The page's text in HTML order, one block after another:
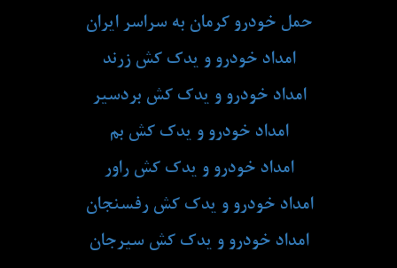
حمل خودرو کرمان به سراسر ایران
امداد خودرو و یدک کش زرند
امداد خودرو و یدک کش بردسیر
امداد خودرو و یدک کش بم
امداد خودرو و یدک کش راور
امداد خودرو و یدک کش رفسنجان
امداد خودرو و یدک کش سیرجان